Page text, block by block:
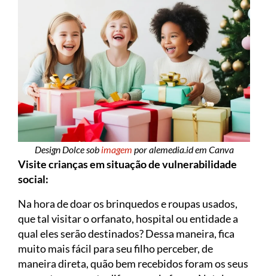
Design Dolce sob imagem por alemedia.id em Canva
Visite crianças em situação de vulnerabilidade
social:
Na hora de doar os brinquedos e roupas usados,
que tal visitar o orfanato, hospital ou entidade a
qual eles serão destinados? Dessa maneira, fica
muito mais fácil para seu filho perceber, de
maneira direta, quão bem recebidos foram os seus